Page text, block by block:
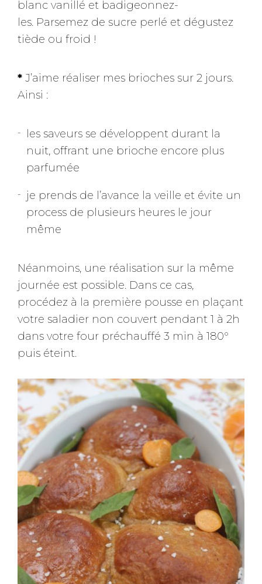
blanc vanillé et badigeonnez-
les. Parsemez de sucre perlé et dégustez
tiède ou froid !
* J’aime réaliser mes brioches sur 2 jours.
Ainsi :
les saveurs se développent durant la
nuit, offrant une brioche encore plus
parfumée
je prends de l’avance la veille et évite un
process de plusieurs heures le jour
même
Néanmoins, une réalisation sur la même
journée est possible. Dans ce cas,
procédez à la première pousse en plaçant
votre saladier non couvert pendant 1 à 2h
dans votre four préchauffé 3 min à 180°
puis éteint.